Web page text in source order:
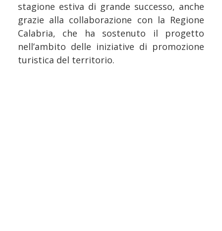
stagione estiva di grande successo, anche
grazie alla collaborazione con la Regione
Calabria, che ha sostenuto il progetto
nell’ambito delle iniziative di promozione
turistica del territorio.